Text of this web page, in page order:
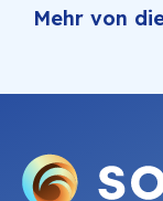
Mehr von